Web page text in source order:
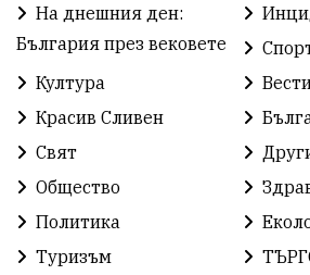
Празник ГражданскоОбщество
РадостинВасилев ЛекаАтлетика
ХристоИлиев
БългарскиСпорт
ОбщественИнтерес земеделие
ИсторияНаБългария Иновации
На днешния ден:
България през вековете
Култура
Красив Сливен
Свят
Общество
Политика
Туризъм